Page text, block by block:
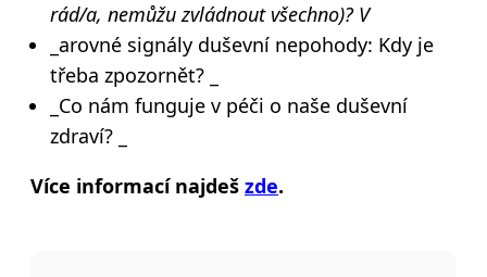
rád/a, nemůžu zvládnout všechno)? V
_arovné signály duševní nepohody: Kdy je
třeba zpozornět? _
_Co nám funguje v péči o naše duševní
zdraví? _
Více informací najdeš zde.